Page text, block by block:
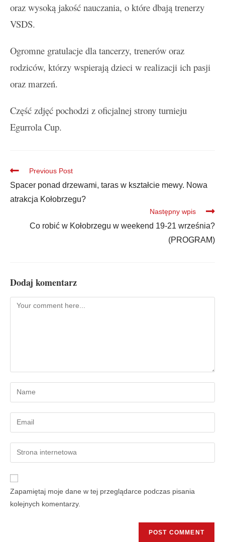
oraz wysoką jakość nauczania, o które dbają trenerzy
VSDS.
Ogromne gratulacje dla tancerzy, trenerów oraz
rodziców, którzy wspierają dzieci w realizacji ich pasji
oraz marzeń.
Część zdjęć pochodzi z oficjalnej strony turnieju
Egurrola Cup.
Previous Post
Spacer ponad drzewami, taras w kształcie mewy. Nowa
atrakcja Kołobrzegu?
Następny wpis
Co robić w Kołobrzegu w weekend 19-21 września?
(PROGRAM)
Dodaj komentarz
Zapamiętaj moje dane w tej przeglądarce podczas pisania
kolejnych komentarzy.